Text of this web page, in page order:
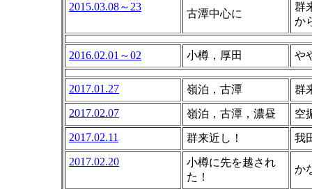
2015.03.08～23
古潭中心に
群
か
2016.02.01～02 小樽，厚田 や
2017.01.27 嶺泊，古潭
群
2017.02.07
嶺泊，古潭，濃昼
空
2017.02.11
群来近し！
我
2017.02.20
小樽に先を越され
た！
か